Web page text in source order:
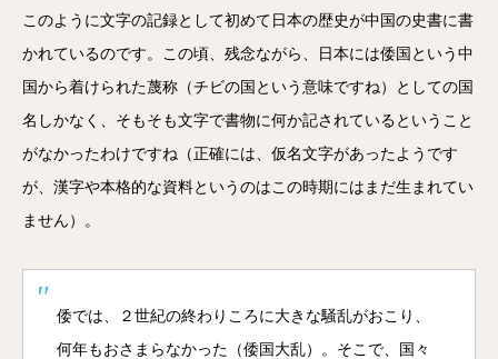
このように文字の記録として初めて日本の歴史が中国の史書に書
かれているのです。この頃、残念ながら、日本には倭国という中
国から着けられた蔑称（チビの国という意味ですね）としての国
名しかなく、そもそも文字で書物に何か記されているということ
がなかったわけですね（正確には、仮名文字があったようです
が、漢字や本格的な資料というのはこの時期にはまだ生まれてい
ません）。
倭では、２世紀の終わりころに大きな騒乱がおこり、
何年もおさまらなかった（倭国大乱）。そこで、国々